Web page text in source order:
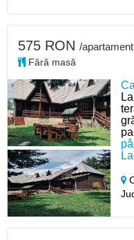
575 RON /apartament
Fără masă